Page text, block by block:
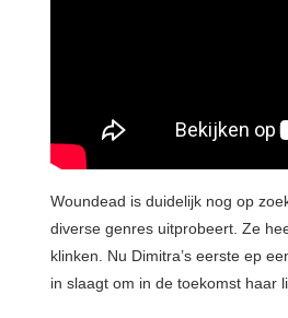
Woundead is duidelijk nog op
diverse genres uitprobeert. Ze
klinken. Nu Dimitra’s eerste ep
in slaagt om in de toekomst haar